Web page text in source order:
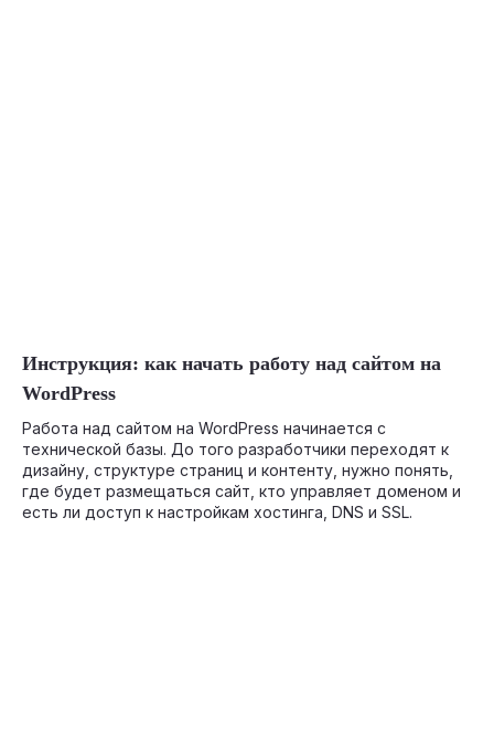
Инструкция: как начать работу над сайтом на
WordPress
Работа над сайтом на WordPress начинается с
технической базы. До того разработчики переходят к
дизайну, структуре страниц и контенту, нужно понять,
где будет размещаться сайт, кто управляет доменом и
есть ли доступ к настройкам хостинга, DNS и SSL.